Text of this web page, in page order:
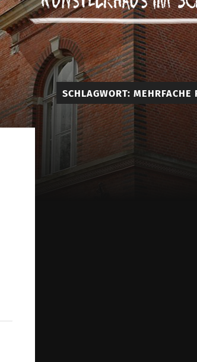
im
SCHLAGWORT: MEHRFACHE